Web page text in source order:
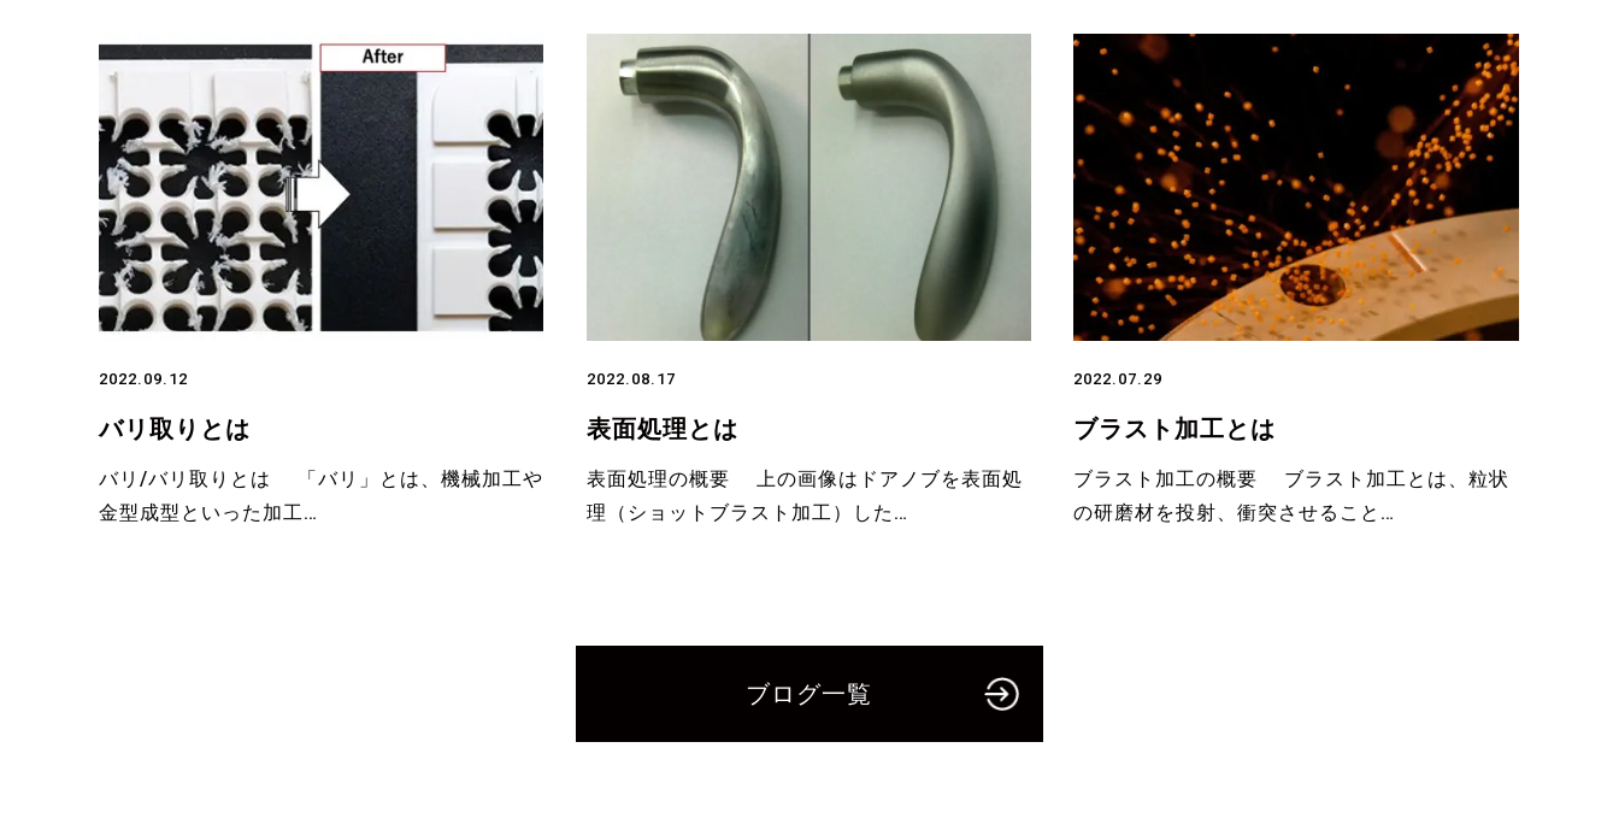
2022.09.12
バリ取りとは
バリ/バリ取りとは 「バリ」とは、機械加工や
金型成型といった加工…
2022.08.17
表面処理とは
表面処理の概要 上の画像はドアノブを表面処
理（ショットブラスト加工）した…
2022.07.29
ブラスト加工とは
ブラスト加工の概要 ブラスト加工とは、粒状
の研磨材を投射、衝突させること…
ブログ一覧